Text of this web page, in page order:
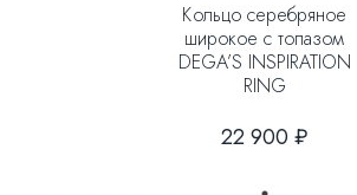
Кольцо серебряное
широкое с топазом
DEGA’S INSPIRATION
RING
22 900 ₽